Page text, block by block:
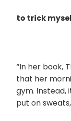
to trick
“In her book,
that her
gym. Instead,
put on